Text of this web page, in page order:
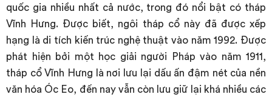
quốc gia nhiều nhất cả nước, trong đó nổi bật có tháp
Vĩnh Hưng. Được biết, ngôi tháp cổ này đã được xếp
hạng là di tích kiến trúc nghệ thuật vào năm 1992. Được
phát hiện bởi một học giải người Pháp vào năm 1911,
tháp cổ Vĩnh Hưng là nơi lưu lại dấu ấn đậm nét của nền
văn hóa Óc Eo, đến nay vẫn còn lưu giữ lại khá nhiều các